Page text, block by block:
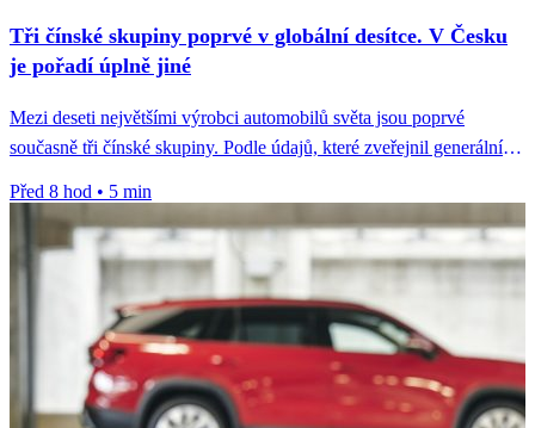
Tři čínské skupiny poprvé v globální desítce. V Česku
je pořadí úplně jiné
Mezi deseti největšími výrobci automobilů světa jsou poprvé
současně tři čínské skupiny. Podle údajů, které zveřejnil generální
Před 8 hod • 5 min